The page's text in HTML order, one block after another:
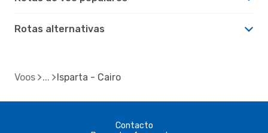
Rotas alternativas
Voos Isparta - Cairo
Contacto